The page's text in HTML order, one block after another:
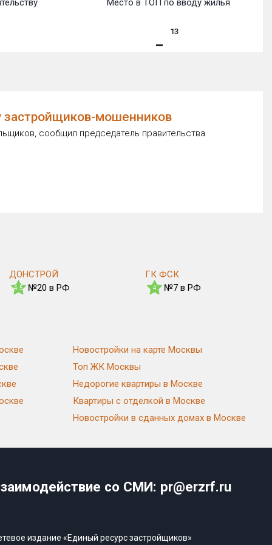
Место в ТОП по вводу жилья
13
застройщиков-мошенников
сообщил председатель правительства
ДОНСТРОЙ
4.5 №20 в РФ
ГК ФСК
4 №7 в РФ
Новостройки на карте Москвы
Топ ЖК Москвы
Недорогие квартиры в Москве
Квартиры с отделкой в Москве
Новостройки в сданных домах в Москве
со СМИ: pr@erzrf.ru
издание «Единый ресурс застройщиков»